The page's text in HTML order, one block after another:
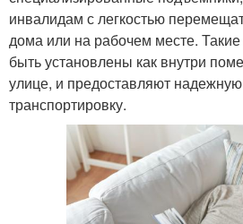
инвалидам с легкостью
дома или на рабочем месте.
быть установлены как внутри
улице, и предоставляют
транспортировку.